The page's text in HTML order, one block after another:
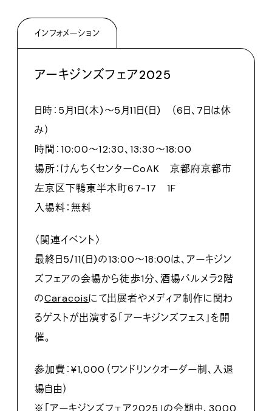
インフォメーション
アーキジンズフェア2025
日時：5月1日(木)〜5月11日(日) （6日、7日は休
み）
時間：10:00～12:30、13:30～18:00
場所：けんちくセンターCoAK 京都府京都市
左京区下鴨東半木町67-17 1F
入場料：無料
〈関連イベント〉
最終日5/11(日)の13:00〜18:00は、アーキジン
ズフェアの会場から徒歩1分、酒場パルメラ2階
のCaracoisにて出展者やメディア制作に関わ
るゲストが出演する「アーキジンズフェス」を開
催。
参加費：¥1,000（ワンドリンクオーダー制、入退
場自由）
※「アーキジンズフェア2025」の会期中、3000